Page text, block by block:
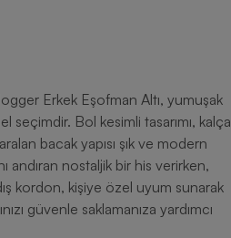
Erkek Eşofman Altı, yumuşak
seçimdir. Bol kesimli tasarımı, kalça
bacak yapısı şık ve modern
andıran nostaljik bir his verirken,
kordon, kişiye özel uyum sunarak
güvenle saklamanıza yardımcı